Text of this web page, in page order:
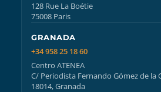
128 Rue La Boétie
75008 Paris
GRANADA
+34 958 25 18 60
Centro ATENEA
C/ Periodista Fernando Gómez de la
18014, Granada